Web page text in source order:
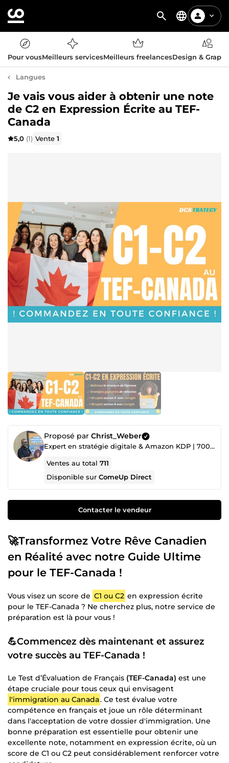
Pour vousMeilleurs servicesMeilleurs freelancesDesign &
Langues
Je vais vous aider à obtenir une note
de C2 en Expression Écrite au TEF-
Canada
5,0 (1) Vente1
Proposé par Christ_Weber
Expert en stratégie digitale & Amazon KDP | 700+ projets réalisés ✅
Ventes au total711
Disponible surComeUp Direct
Contacter le vendeur
🚀Transformez Votre Rêve Canadien
en Réalité avec notre Guide Ultime
pour le TEF-Canada !
Vous visez un score de C1 ou C2 en expression écrite
pour le TEF-Canada ? Ne cherchez plus, notre service de
préparation est là pour vous !
💪Commencez dès maintenant et assurez
votre succès au TEF-Canada !
Le Test d’Évaluation de Français (TEF-Canada) est une
étape cruciale pour tous ceux qui envisagent
l'immigration au Canada. Ce test évalue votre
compétence en français et joue un rôle déterminant
dans l'acceptation de votre dossier d'immigration. Une
bonne préparation est essentielle pour obtenir une
excellente note, notamment en expression écrite, où un
score de C1 ou C2 peut considérablement renforcer votre